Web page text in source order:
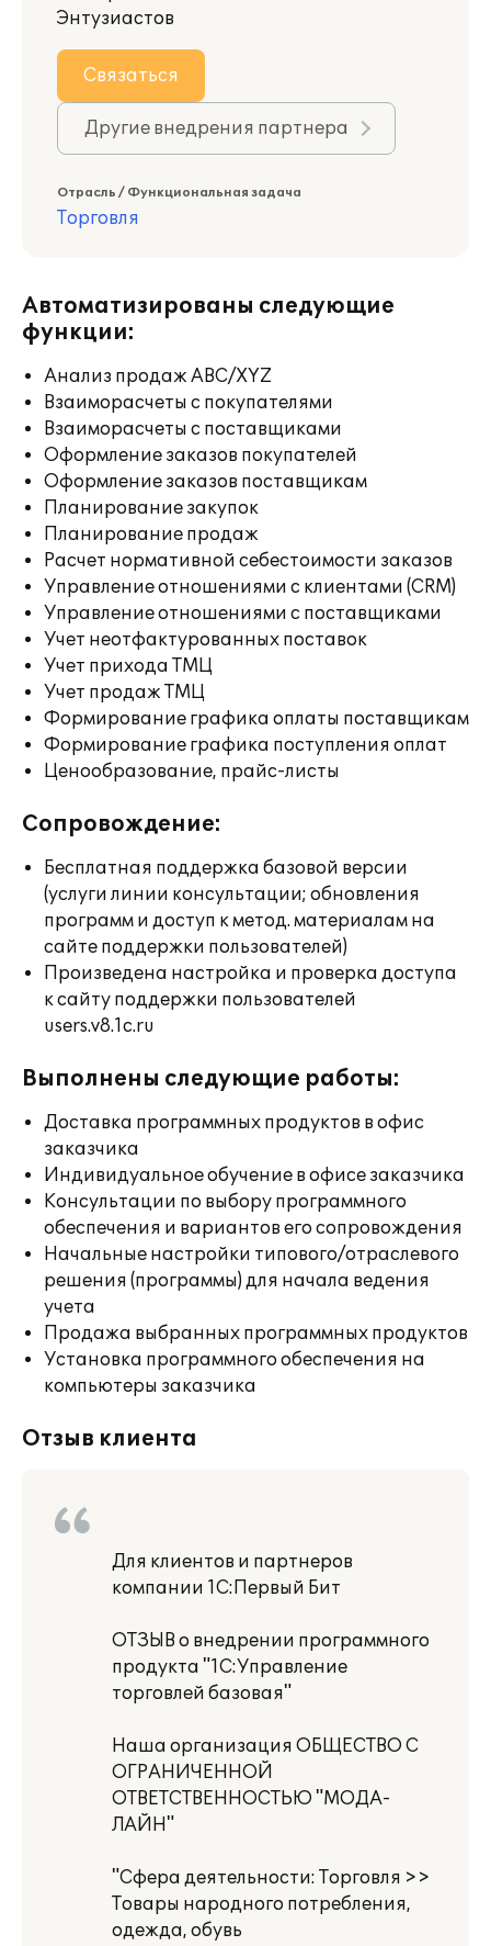
Энтузиастов
Связаться
Другие внедрения партнера
Отрасль / Функциональная задача
Торговля
Автоматизированы следующие
функции:
Анализ продаж ABC/XYZ
Взаиморасчеты с покупателями
Взаиморасчеты с поставщиками
Оформление заказов покупателей
Оформление заказов поставщикам
Планирование закупок
Планирование продаж
Расчет нормативной себестоимости заказов
Управление отношениями с клиентами (CRM)
Управление отношениями с поставщиками
Учет неотфактурованных поставок
Учет прихода ТМЦ
Учет продаж ТМЦ
Формирование графика оплаты поставщикам
Формирование графика поступления оплат
Ценообразование, прайс-листы
Сопровождение:
Бесплатная поддержка базовой версии
(услуги линии консультации; обновления
программ и доступ к метод. материалам на
сайте поддержки пользователей)
Произведена настройка и проверка доступа
к сайту поддержки пользователей
users.v8.1c.ru
Выполнены следующие работы:
Доставка программных продуктов в офис
заказчика
Индивидуальное обучение в офисе заказчика
Консультации по выбору программного
обеспечения и вариантов его сопровождения
Начальные настройки типового/отраслевого
решения (программы) для начала ведения
учета
Продажа выбранных программных продуктов
Установка программного обеспечения на
компьютеры заказчика
Отзыв клиента
Для клиентов и партнеров
компании 1С:Первый Бит
ОТЗЫВ о внедрении программного
продукта "1С:Управление
торговлей базовая"
Наша организация ОБЩЕСТВО С
ОГРАНИЧЕННОЙ
ОТВЕТСТВЕННОСТЬЮ "МОДА-
ЛАЙН"
"Сфера деятельности: Торговля >>
Товары народного потребления,
одежда, обувь